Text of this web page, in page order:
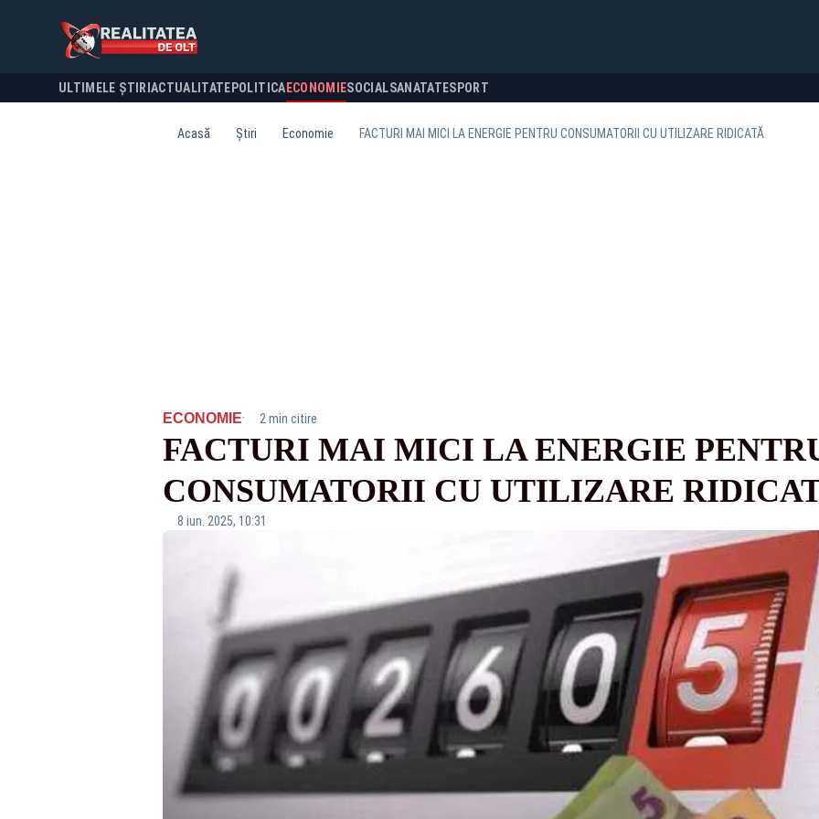
ULTIMELE ȘTIRI ACTUALITATE POLITICA ECONOMIESOCIALSANATATESPORT
Acasă Știri Economie FACTURI MAI MICI LA ENERGIE PENTRU CONSUMATORII CU UTILIZARE RIDICATĂ
ECONOMIE· 2 min citire
FACTURI MAI MICI LA ENERGIE
CONSUMATORII CU UTILIZARE
8 iun. 2025, 10:31